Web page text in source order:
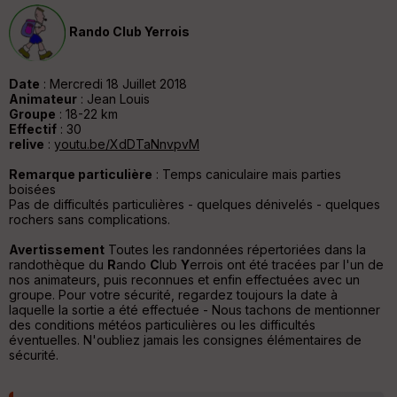
p
ar
ri
é
Rando Club Yerrois
Date : Mercredi 18 Juillet 2018
Animateur : Jean Louis
Groupe : 18-22 km
Effectif : 30
relive : youtu.be/XdDTaNnvpvM
Remarque particulière : Temps caniculaire mais parties
boisées
Pas de difficultés particulières - quelques dénivelés - quelques
rochers sans complications.
Avertissement Toutes les randonnées répertoriées dans la
randothèque du Rando Club Yerrois ont été tracées par l'un de
nos animateurs, puis reconnues et enfin effectuées avec un
groupe. Pour votre sécurité, regardez toujours la date à
laquelle la sortie a été effectuée - Nous tachons de mentionner
des conditions météos particulières ou les difficultés
éventuelles. N'oubliez jamais les consignes élémentaires de
sécurité.